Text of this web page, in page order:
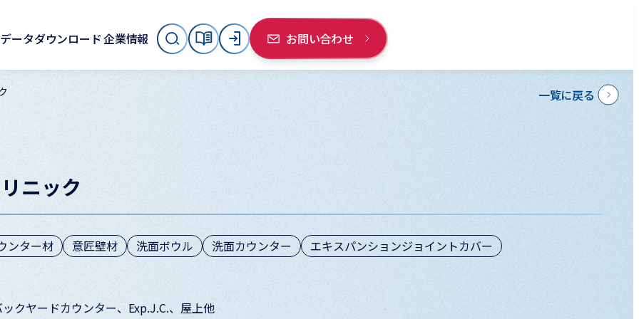
データダウンロード企業情報 お問い合わせ
一覧に戻る
ニック
ンター材 意匠壁材 洗面ボウル 洗面カウンター エキスパンションジョイントカバー
クヤードカウンター、Exp.J.C.、屋上他